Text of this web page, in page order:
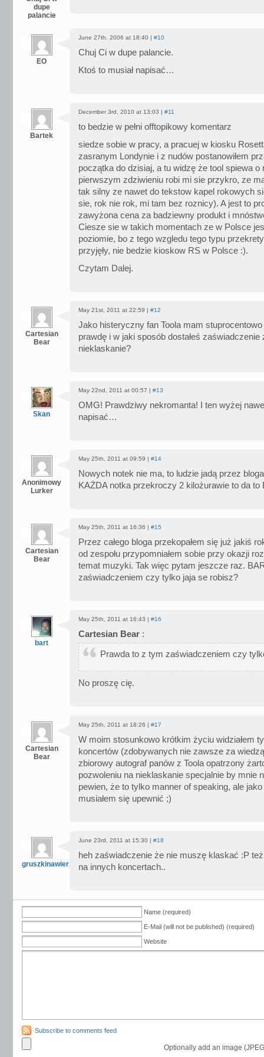
dupe
palancie
EO
June 27th, 2006 at 18:40 | #10
Chuj Ci w dupe palancie.
Ktoś to musiał napisać…
Bartek
December 3rd, 2010 at 13:03 | #11
to bedzie w pełni offtopikowy komentarz
siedze sobie w pracy, a pracuej w kiosku
zasranym Londynie i z nudów postanowiłem
początka do dzisiaj, a tu widzę że tool spiewa o
pierwszym zdziwieniu robi mi sie przykro, ze
tak silny ze nawet do tekstow kapel rokowych
sie, rok nie rok, mi tam bez roznicy). A jest to
zawyżona cena za badziewny produkt i
Ciesze sie w takich momentach ze w Polsce
poziomie, bo z tego wzgledu tego typu
przyjęły, nie bedzie kioskow RS w Polsce :).
Czytam Dalej.
Cartesian
Bear
May 21st, 2011 at 22:59 | #12
Jako histeryczny fan Toola mam
prawdę i w jaki sposób dostałeś zaświadczenie
nieklaskanie?
Skan
May 22nd, 2011 at 00:57 | #13
OMG! Prawdziwy nekromanta! I ten wyżej
napisać…
Anonimowy
Lurker
May 25th, 2011 at 09:59 | #14
Nowych notek nie ma, to ludzie jadą przez
KAŻDA notka przekroczy 2 kilożurawie to da
Cartesian
Bear
May 25th, 2011 at 16:36 | #15
Przez całego bloga przekopałem się już jakiś
od zespołu przypomniałem sobie przy okazji
temat muzyki. Tak więc pytam jeszcze raz.
zaświadczeniem czy tylko jaja se robisz?
bart
May 25th, 2011 at 16:43 | #16
Cartesian Bear :
Prawda to z tym zaświadczeniem czy
No proszę cię.
Cartesian
Bear
May 25th, 2011 at 18:26 | #17
W moim stosunkowo krótkim życiu widziałem
koncertów (zdobywanych nie zawsze za
zbiorowy autograf panów z Toola opatrzony
pozwoleniu na nieklaskanie specjalnie by mnie
pewien, że to tylko manner of speaking, ale
musiałem się upewnić ;)
gruszkinawierzbie
June 23rd, 2011 at 15:30 | #18
heh zaświadczenie że nie muszę klaskać :P
na innych koncertach..
Name (required)
E-Mail (will not be published) (required)
Website
Subscribe to comments feed
Optionally add an image